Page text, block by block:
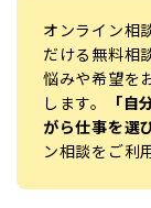
オンライン相
だける無料相
悩みや希望を
します。
「
がら仕事を選
ン相談をご利